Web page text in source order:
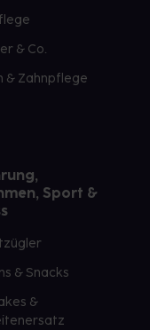
& Co.
& Zahnpflege
Sport &
& Snacks
&